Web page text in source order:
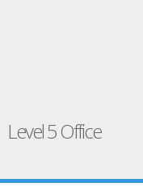
Level 5 Office